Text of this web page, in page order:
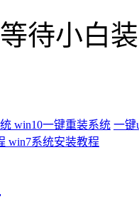
待小白
win10一键重装系统 一键
win7系统安装教程